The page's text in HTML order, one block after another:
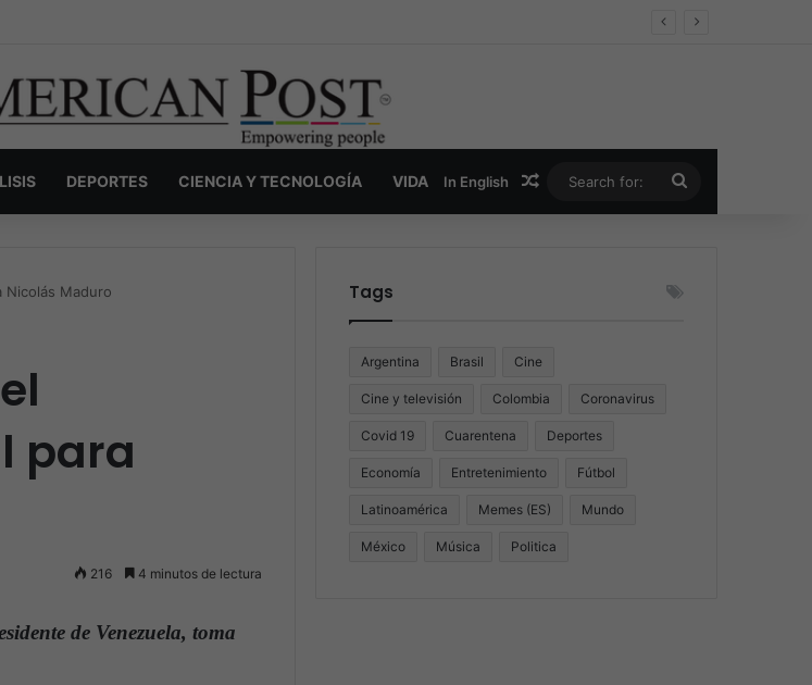
la guerra secreta por la verdad, el poder y la nueva economía de la droga
DEPORTES CIENCIA Y TECNOLOGÍA VIDA In English Random Article
for:
Nicolás Maduro
para
216 4 minutos de lectura
de Venezuela, toma
Tags
Argentina Brasil Cine
Cine y televisión Colombia Coronavirus
Covid 19 Cuarentena Deportes
Economía Entretenimiento Fútbol
Latinoamérica Memes (ES) Mundo
México Música Politica